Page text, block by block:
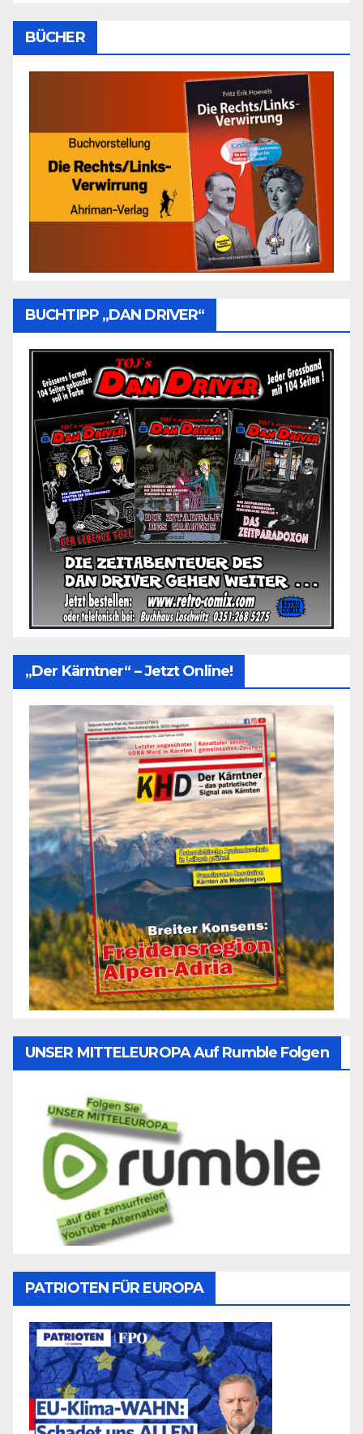
BÜCHER
BUCHTIPP „DAN DRIVER“
„Der Kärntner“ – Jetzt Online!
UNSER MITTELEUROPA Auf Rumble Folgen
PATRIOTEN FÜR EUROPA